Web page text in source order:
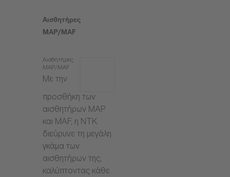
Αισθητήρες
MAP/MAF
Αισθητήρες
MAP/MAF
Με την
προσθήκη των
αισθητήρων MAP
και MAF, η NTK
διεύρυνε τη μεγάλη
γκάμα των
αισθητήρων της,
καλύπτοντας κάθε